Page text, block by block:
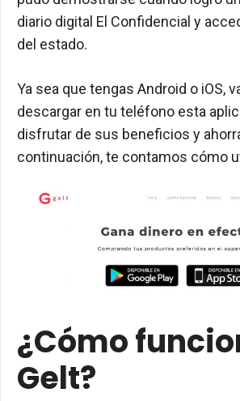
diario digital El Confidencial y
del estado.
Ya sea que tengas Android o iOS,
descargar en tu teléfono esta
disfrutar de sus beneficios y
continuación, te contamos cómo
¿Cómo
Gelt?